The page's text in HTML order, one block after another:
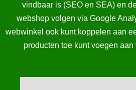
vindbaar is (SEO en SEA) en
webshop volgen via Google
webwinkel ook kunt koppelen aan
producten toe kunt voegen